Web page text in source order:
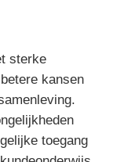
sterke
kansen
toegang